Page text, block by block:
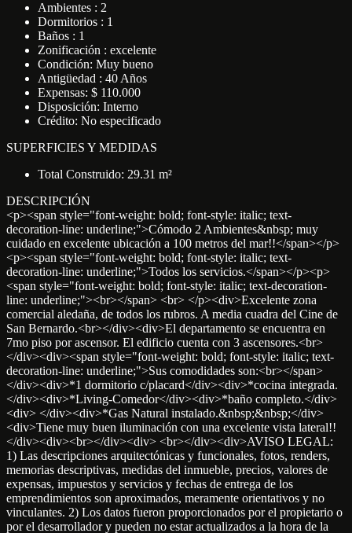
Ambientes : 2
Dormitorios : 1
Baños : 1
Zonificación : excelente
Condición: Muy bueno
Antigüedad : 40 Años
Expensas: $ 110.000
Disposición: Interno
Crédito: No especificado
SUPERFICIES Y MEDIDAS
Total Construido: 29.31 m²
DESCRIPCIÓN
<p><span style="font-weight: bold; font-style: italic; text-
decoration-line: underline;">Cómodo 2 Ambientes&nbsp; muy
cuidado en excelente ubicación a 100 metros del mar!!</span></p>
<p><span style="font-weight: bold; font-style: italic; text-
decoration-line: underline;">Todos los servicios.</span></p><p>
<span style="font-weight: bold; font-style: italic; text-decoration-
line: underline;"><br></span> <br> </p><div>Excelente zona
comercial aledaña, de todos los rubros. A media cuadra del Cine de
San Bernardo.<br></div><div>El departamento se encuentra en
7mo piso por ascensor. El edificio cuenta con 3 ascensores.<br>
</div><div><span style="font-weight: bold; font-style: italic; text-
decoration-line: underline;">Sus comodidades son:<br></span>
</div><div>*1 dormitorio c/placard</div><div>*cocina integrada.
</div><div>*Living-Comedor</div><div>*baño completo.</div>
<div> </div><div>*Gas Natural instalado.&nbsp;&nbsp;</div>
<div>Tiene muy buen iluminación con una excelente vista lateral!!
</div><div><br></div><div> <br></div><div>AVISO LEGAL:
1) Las descripciones arquitectónicas y funcionales, fotos, renders,
memorias descriptivas, medidas del inmueble, precios, valores de
expensas, impuestos y servicios y fechas de entrega de los
emprendimientos son aproximados, meramente orientativos y no
vinculantes. 2) Los datos fueron proporcionados por el propietario o
por el desarrollador y pueden no estar actualizados a la hora de la